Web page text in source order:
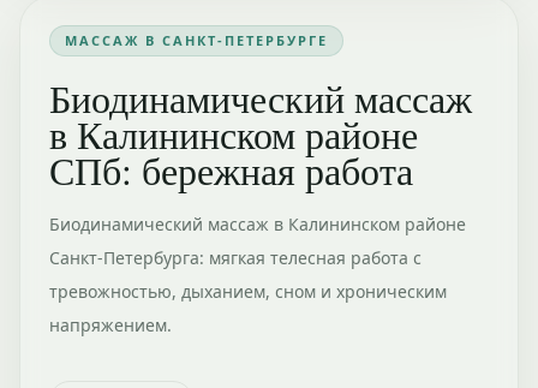
МАССАЖ В САНКТ-ПЕТЕРБУРГЕ
Биодинамический массаж
в Калининском районе
СПб: бережная работа
Биодинамический массаж в Калининском районе
Санкт-Петербурга: мягкая телесная работа с
тревожностью, дыханием, сном и хроническим
напряжением.